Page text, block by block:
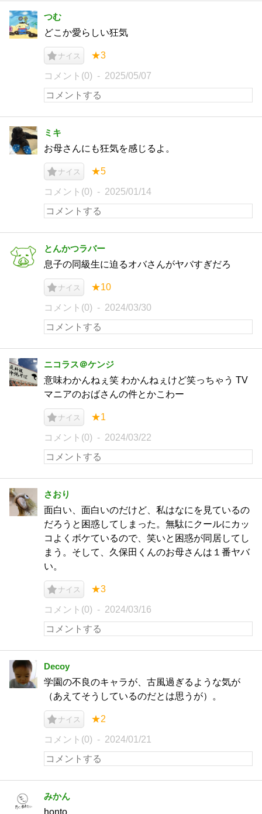
つむ
どこか愛らしい狂気
ナイス ★3
コメント(0) 2025/05/07
ミキ
お母さんにも狂気を感じるよ。
ナイス ★5
コメント(0) 2025/01/14
とんかつラバー
息子の同級生に迫るオバさんがヤバすぎだろ
ナイス ★10
コメント(0) 2024/03/30
ニコラス＠ケンジ
意味わかんねぇ笑 わかんねぇけど笑っちゃう TV
マニアのおばさんの件とかこわー
ナイス ★1
コメント(0) 2024/03/22
さおり
面白い、面白いのだけど、私はなにを見ているの
だろうと困惑してしまった。無駄にクールにカッ
コよくボケているので、笑いと困惑が同居してし
まう。そして、久保田くんのお母さんは１番ヤバ
い。
ナイス ★3
コメント(0) 2024/03/16
Decoy
学園の不良のキャラが、古風過ぎるような気が
（あえてそうしているのだとは思うが）。
ナイス ★2
コメント(0) 2024/01/21
みかん
honto